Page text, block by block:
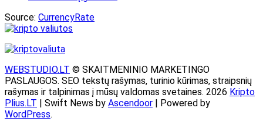
Source: CurrencyRate
WEBSTUDIO.LT © SKAITMENINIO MARKETINGO
PASLAUGOS. SEO tekstų rašymas, turinio kūrimas, straipsnių
rašymas ir talpinimas į mūsų valdomas svetaines. 2026 Kripto
Plius.LT | Swift News by Ascendoor | Powered by
WordPress.